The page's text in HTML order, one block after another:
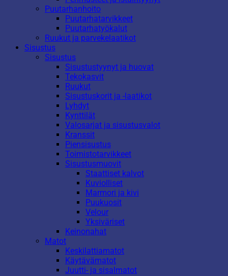
Puutarhanhoito
Puutarhatarvikkeet
Puutarhatyökalut
Ruukut ja parvekelaatikot
Sisustus
Sisustus
Sisustustyynyt ja huovat
Tekokasvit
Ruukut
Sisustuskorit ja -laatikot
Lyhdyt
Kynttilät
Valosarjat ja sisustusvalot
Kranssit
Piensisustus
Toimistotarvikkeet
Sisustusmuovit
Staattiset kalvot
Kuviolliset
Marmori ja kivi
Puukuosit
Velour
Yksiväriset
Keinonahat
Matot
Keskilattiamatot
Käytävämatot
Juutti- ja sisalmatot